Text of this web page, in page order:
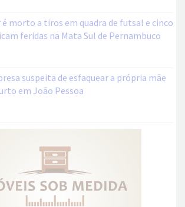
morto a tiros em quadra de futsal e cinco
feridas na Mata Sul de Pernambuco
suspeita de esfaquear a própria mãe
em João Pessoa